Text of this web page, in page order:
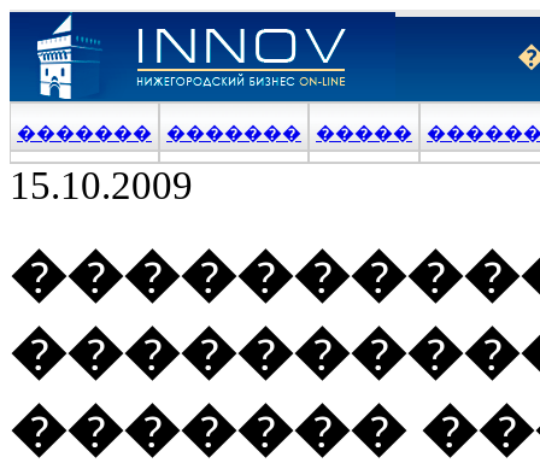
������� ������� �����
15.10.2009
�������